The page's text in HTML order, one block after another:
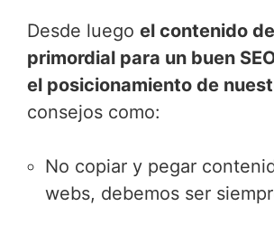
Desde luego el contenido
primordial para un buen
el posicionamiento de
consejos como:
No copiar y pegar
webs, debemos ser